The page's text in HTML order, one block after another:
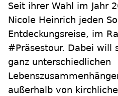
Seit ihrer Wahl im Jahr
Nicole Heinrich jeden
Entdeckungsreise, im
#Präsestour. Dabei will
ganz unterschiedlichen
außerhalb von